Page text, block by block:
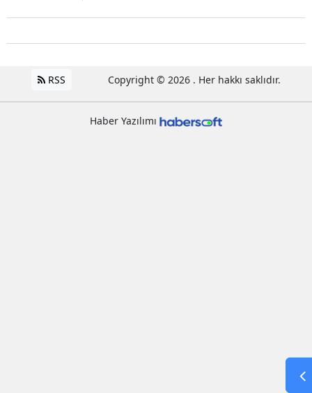
RSS Copyright © 2026 . Her hakkı saklıdır.
Haber Yazılımı